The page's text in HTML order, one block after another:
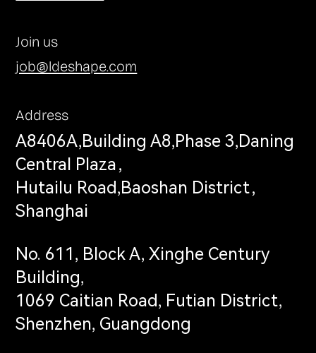
Join us
job@ldeshape.com
Address
A8406A,Building A8,Phase 3,Daning
Central Plaza，
Hutailu Road,Baoshan District，
Shanghai
No. 611, Block A, Xinghe Century
Building,
1069 Caitian Road, Futian District,
Shenzhen, Guangdong